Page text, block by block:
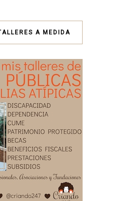
A MEDIDA